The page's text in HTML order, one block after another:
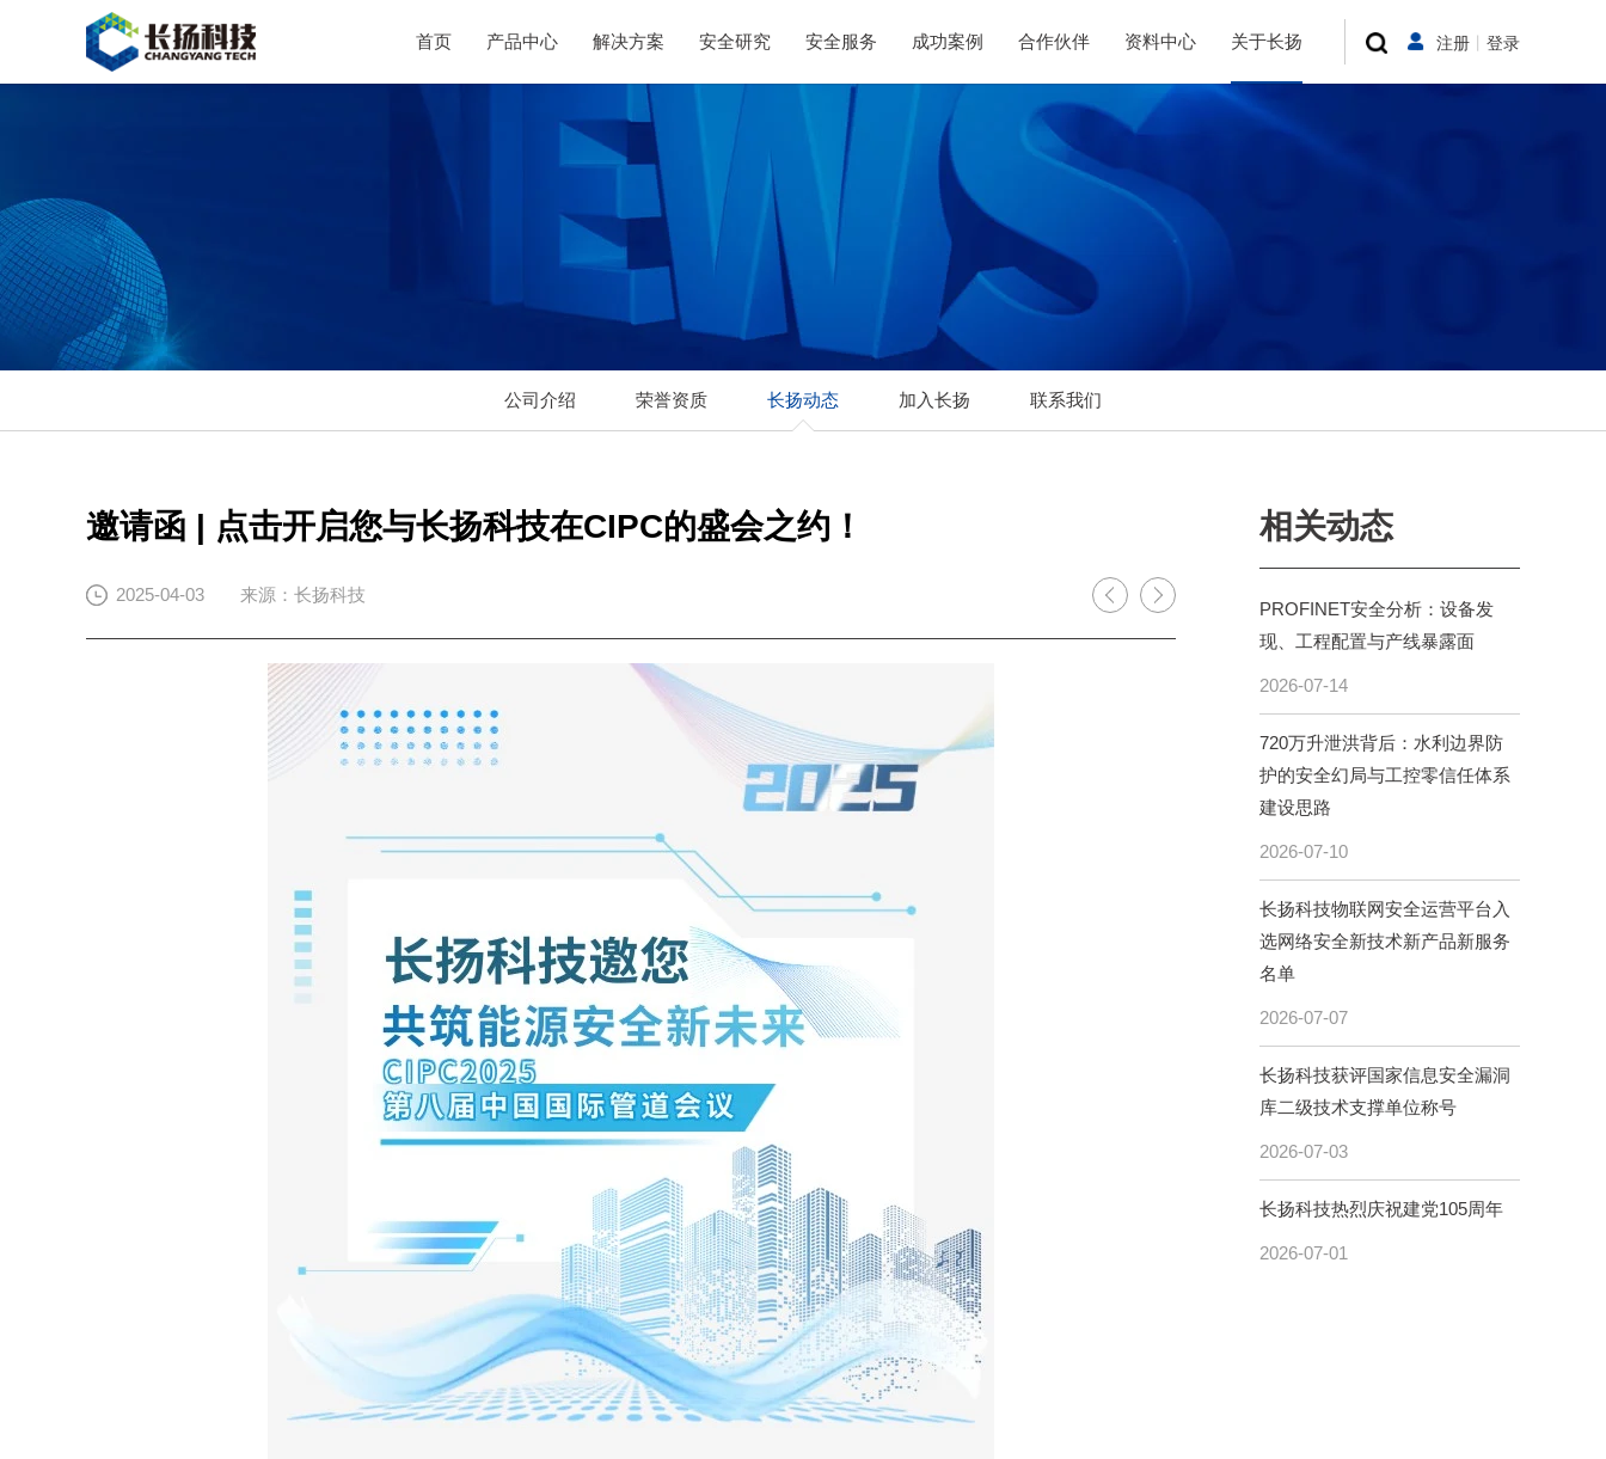
注册 登录
首页 产品中心 解决方案 安全研究 安全服务 成功案例 合作伙伴 资料中心 关于长扬
公司介绍 荣誉资质 长扬动态 加入长扬 联系我们
邀请函 | 点击开启您与长扬科技在CIPC的盛会之约！
2025-04-03 来源：长扬科技
相关动态
PROFINET安全分析：设备发
现、工程配置与产线暴露面
2026-07-14
720万升泄洪背后：水利边界防
护的安全幻局与工控零信任体系
建设思路
2026-07-10
长扬科技物联网安全运营平台入
选网络安全新技术新产品新服务
名单
2026-07-07
长扬科技获评国家信息安全漏洞
库二级技术支撑单位称号
2026-07-03
长扬科技热烈庆祝建党105周年
2026-07-01